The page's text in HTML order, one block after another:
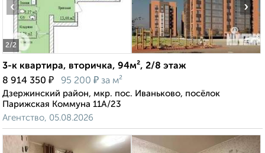
2/2
‹ ›
3-к квартира, вторичка, 94м², 2/8 этаж
8 914 350 ₽ 95 200 ₽ за м²
Дзержинский район, мкр. пос. Иваньково, посёлок
Парижская Коммуна 11А/23
Агентство, 05.08.2026